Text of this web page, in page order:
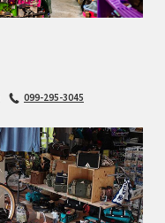
099-295-3045